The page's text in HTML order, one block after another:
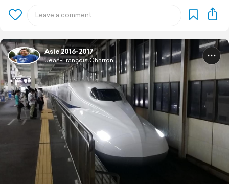
Asie 2016-2017
Jean-François Charron